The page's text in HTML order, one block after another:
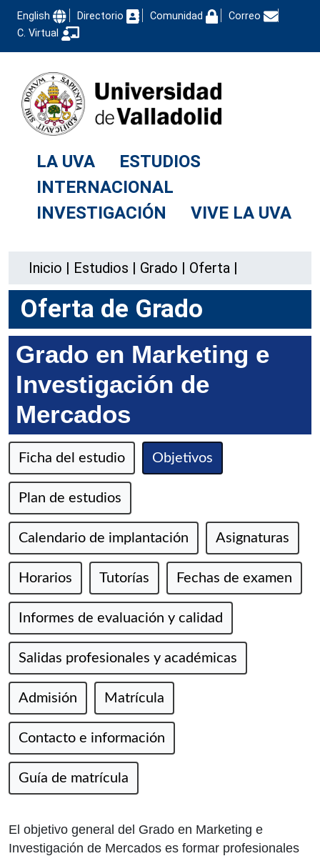
English Directorio Comunidad
Correo
C. Virtual
LA UVA
ESTUDIOS
INTERNACIONAL
INVESTIGACIÓN
VIVE LA UVA
Inicio | Estudios | Grado | Oferta |
Oferta de Grado
Grado en Marketing e
Investigación de
Mercados
Ficha del estudio Objetivos
Plan de estudios
Calendario de implantación Asignaturas
Horarios Tutorías Fechas de examen
Informes de evaluación y calidad
Salidas profesionales y académicas
Admisión Matrícula
Contacto e información
Guía de matrícula
El objetivo general del Grado en Marketing e
Investigación de Mercados es formar profesionales